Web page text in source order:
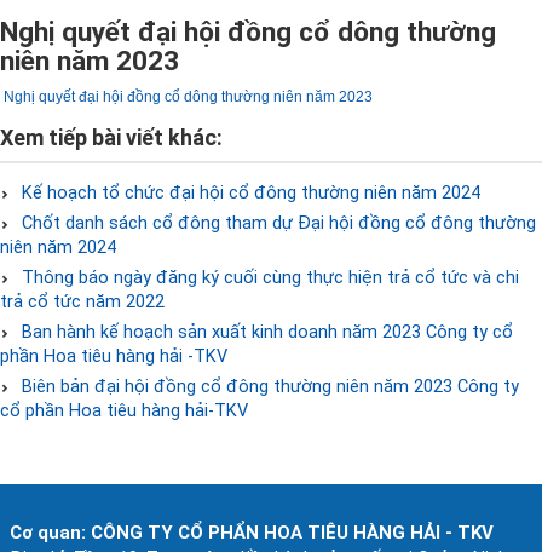
Nghị quyết đại hội đồng cổ dông thường
niên năm 2023
Nghị quyết đại hội đồng cổ dông thường niên năm 2023
Xem tiếp bài viết khác:
Kế hoạch tổ chức đại hội cổ đông thường niên năm 2024
Chốt danh sách cổ đông tham dự Đại hội đồng cổ đông thường
niên năm 2024
Thông báo ngày đăng ký cuối cùng thực hiện trả cổ tức và chi
trả cổ tức năm 2022
Ban hành kế hoạch sản xuất kinh doanh năm 2023 Công ty cổ
phần Hoa tiêu hàng hải -TKV
Biên bản đại hội đồng cổ đông thường niên năm 2023 Công ty
cổ phần Hoa tiêu hàng hải-TKV
Cơ quan: CÔNG TY CỔ PHẨN HOA TIÊU HÀNG HẢI - TKV